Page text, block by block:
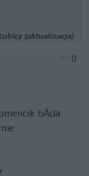
(aktualizacja)
0
bÄda